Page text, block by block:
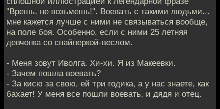
"Врешь, не возьмешь!". Воевать с такими людьми...
мне кажется лучше с ними не связываться вообще,
на поле боя. Особенно, если с ними 25 летняя
девчонка со снайперкой-веслом.
- Меня зовут Иволга. Хи-хи. Я из Макеевки.
- Зачем пошла воевать?
- За кисю за свою, ей три годика, а у нас знаете, как
бахает! У меня все пошли воевать, и дядя и отец.